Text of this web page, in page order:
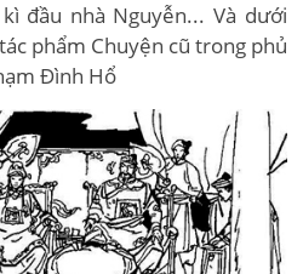
đầu nhà Nguyễn... Và dưới
phẩm Chuyện cũ trong phủ
Đình Hổ